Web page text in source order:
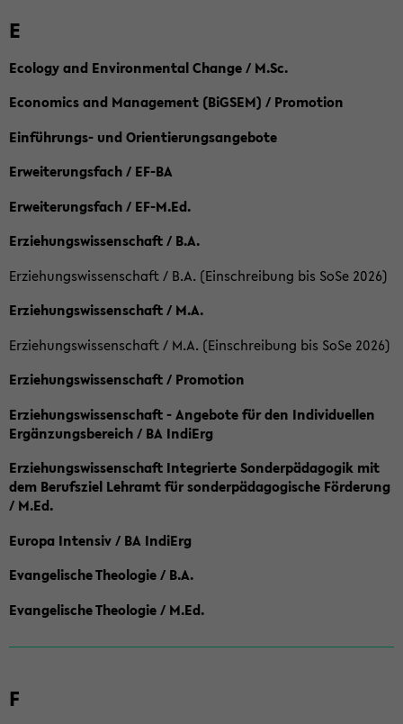
E
Ecology and Environmental Change / M.Sc.
Economics and Management (BiGSEM) / Promotion
Einführungs- und Orientierungsangebote
Erweiterungsfach / EF-BA
Erweiterungsfach / EF-M.Ed.
Erziehungswissenschaft / B.A.
Erziehungswissenschaft / B.A. (Einschreibung bis SoSe 2026)
Erziehungswissenschaft / M.A.
Erziehungswissenschaft / M.A. (Einschreibung bis SoSe 2026)
Erziehungswissenschaft / Promotion
Erziehungswissenschaft - Angebote für den Individuellen
Ergänzungsbereich / BA IndiErg
Erziehungswissenschaft Integrierte Sonderpädagogik mit
dem Berufsziel Lehramt für sonderpädagogische Förderung
/ M.Ed.
Europa Intensiv / BA IndiErg
Evangelische Theologie / B.A.
Evangelische Theologie / M.Ed.
F